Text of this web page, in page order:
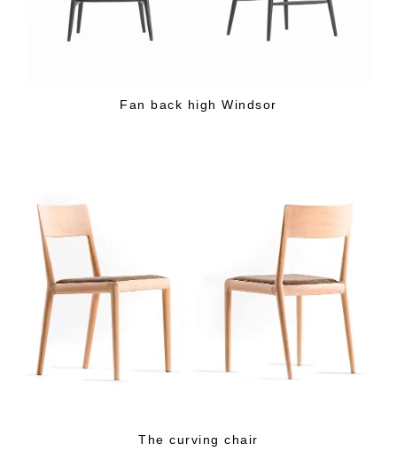
Fan back high Windsor
The curving chair